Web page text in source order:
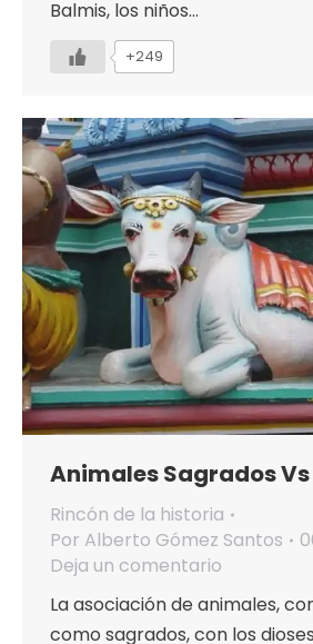
Balmis, los niños…
+249
Animales Sagrados Vs
Rincón de la historia
Por Alberto Gómez Santos
Deja un comentario
La asociación de animales,
como sagrados, con los